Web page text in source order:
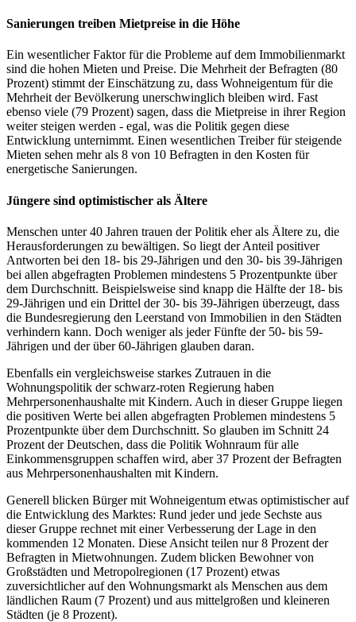
Sanierungen treiben Mietpreise in die Höhe
Ein wesentlicher Faktor für die Probleme auf dem Immobilienmarkt
sind die hohen Mieten und Preise. Die Mehrheit der Befragten (80
Prozent) stimmt der Einschätzung zu, dass Wohneigentum für die
Mehrheit der Bevölkerung unerschwinglich bleiben wird. Fast
ebenso viele (79 Prozent) sagen, dass die Mietpreise in ihrer Region
weiter steigen werden - egal, was die Politik gegen diese
Entwicklung unternimmt. Einen wesentlichen Treiber für steigende
Mieten sehen mehr als 8 von 10 Befragten in den Kosten für
energetische Sanierungen.
Jüngere sind optimistischer als Ältere
Menschen unter 40 Jahren trauen der Politik eher als Ältere zu, die
Herausforderungen zu bewältigen. So liegt der Anteil positiver
Antworten bei den 18- bis 29-Jährigen und den 30- bis 39-Jährigen
bei allen abgefragten Problemen mindestens 5 Prozentpunkte über
dem Durchschnitt. Beispielsweise sind knapp die Hälfte der 18- bis
29-Jährigen und ein Drittel der 30- bis 39-Jährigen überzeugt, dass
die Bundesregierung den Leerstand von Immobilien in den Städten
verhindern kann. Doch weniger als jeder Fünfte der 50- bis 59-
Jährigen und der über 60-Jährigen glauben daran.
Ebenfalls ein vergleichsweise starkes Zutrauen in die
Wohnungspolitik der schwarz-roten Regierung haben
Mehrpersonenhaushalte mit Kindern. Auch in dieser Gruppe liegen
die positiven Werte bei allen abgefragten Problemen mindestens 5
Prozentpunkte über dem Durchschnitt. So glauben im Schnitt 24
Prozent der Deutschen, dass die Politik Wohnraum für alle
Einkommensgruppen schaffen wird, aber 37 Prozent der Befragten
aus Mehrpersonenhaushalten mit Kindern.
Generell blicken Bürger mit Wohneigentum etwas optimistischer auf
die Entwicklung des Marktes: Rund jeder und jede Sechste aus
dieser Gruppe rechnet mit einer Verbesserung der Lage in den
kommenden 12 Monaten. Diese Ansicht teilen nur 8 Prozent der
Befragten in Mietwohnungen. Zudem blicken Bewohner von
Großstädten und Metropolregionen (17 Prozent) etwas
zuversichtlicher auf den Wohnungsmarkt als Menschen aus dem
ländlichen Raum (7 Prozent) und aus mittelgroßen und kleineren
Städten (je 8 Prozent).